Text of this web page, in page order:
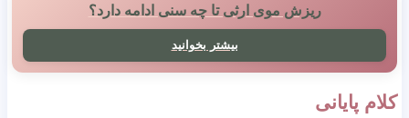
ریزش موی ارثی تا چه سنی ادامه دارد؟
بیشتر بخوانید
کلام پایانی